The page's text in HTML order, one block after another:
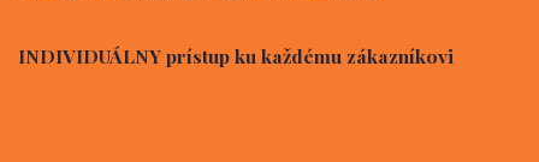
INDIVIDUÁLNY prístup ku každému zákazníkovi